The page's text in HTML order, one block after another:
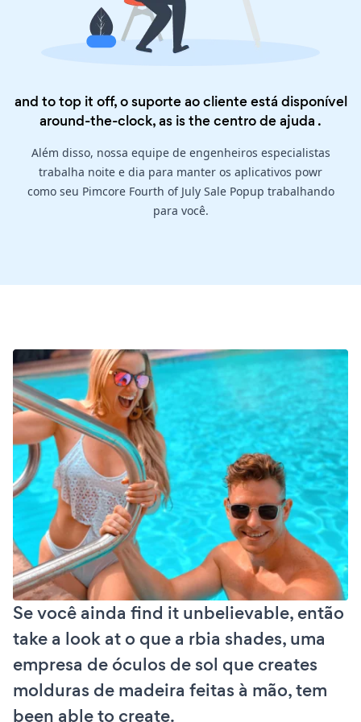
and to top it off, o suporte ao cliente está disponível
around-the-clock, as is thecentro de ajuda .
Além disso, nossa equipe de engenheiros especialistas
trabalha noite e dia para manter os aplicativos powr
como seu Pimcore Fourth of July Sale Popup trabalhando
para você.
Se você ainda find it unbelievable, então
take a look at o que a rbia shades, uma
empresa de óculos de sol que creates
molduras de madeira feitas à mão, tem
been able to create.